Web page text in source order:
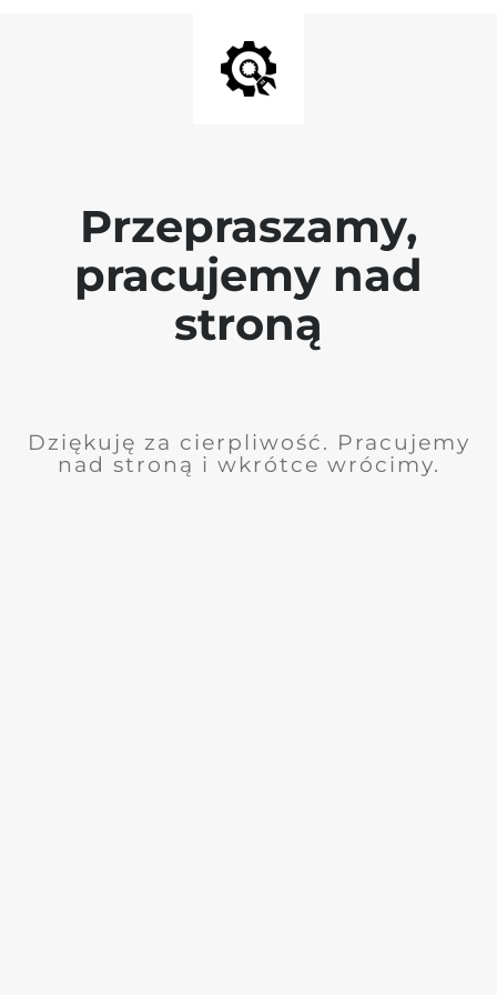
Przepraszamy,
pracujemy nad
stroną
Dziękuję za cierpliwość. Pracujemy
nad stroną i wkrótce wrócimy.